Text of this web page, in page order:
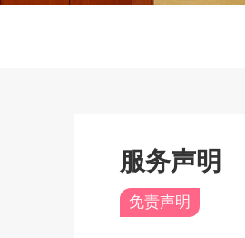
服务声明
免责声明